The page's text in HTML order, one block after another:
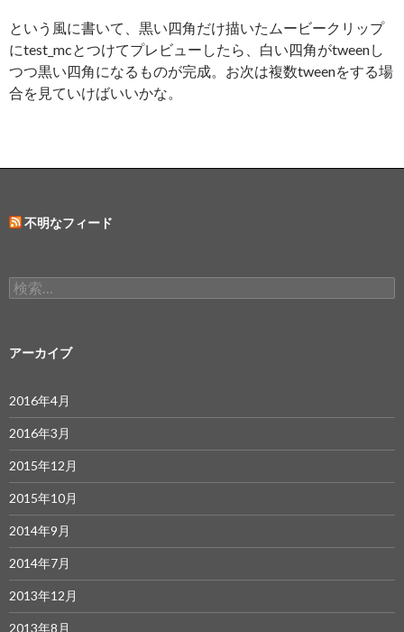
という風に書いて、黒い四角だけ描いたムービークリップ
にtest_mcとつけてプレビューしたら、白い四角がtweenし
つつ黒い四角になるものが完成。お次は複数tweenをする場
合を見ていけばいいかな。
不明なフィード
検
索:
アーカイブ
2016年4月
2016年3月
2015年12月
2015年10月
2014年9月
2014年7月
2013年12月
2013年8月